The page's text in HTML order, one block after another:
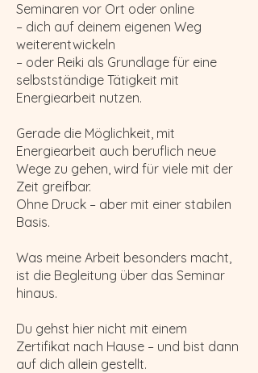
Seminaren vor Ort oder online
– dich auf deinem eigenen Weg
weiterentwickeln
– oder Reiki als Grundlage für eine
selbstständige Tätigkeit mit
Energiearbeit nutzen.
Gerade die Möglichkeit, mit
Energiearbeit auch beruflich neue
Wege zu gehen, wird für viele mit der
Zeit greifbar.
Ohne Druck – aber mit einer stabilen
Basis.
Was meine Arbeit besonders macht,
ist die Begleitung über das Seminar
hinaus.
Du gehst hier nicht mit einem
Zertifikat nach Hause – und bist dann
auf dich allein gestellt.